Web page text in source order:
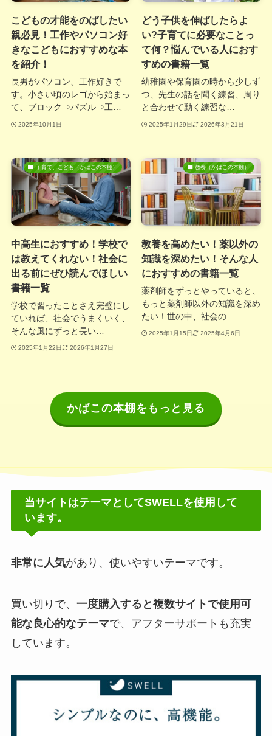
こどもの才能をのばしたい
親必見！工作やパソコン好
きなこどもにおすすめな本
を紹介！
長男がパソコン、工作好きで
す。小さい頃のレゴから始まっ
て、ブロック⇒パズル⇒工…
2025年10月1日
どう子供を伸ばしたらよ
い?子育てに必要なことっ
て何？悩んでいる人におす
すめの書籍一覧
幼稚園や保育園の時から少しず
つ、先生の話を聞く練習、周り
と合わせて動く練習な…
2025年1月29日 2026年3月21日
子育て、こども（かばこの本棚）
中高生におすすめ！学校で
は教えてくれない！社会に
出る前にぜひ読んでほしい
書籍一覧
学校で習ったことさえ完璧にし
ていれば、社会でうまくいく、
そんな風にずっと長い…
2025年1月22日 2026年1月27日
教養（かばこの本棚）
教養を高めたい！薬以外の
知識を深めたい！そんな人
におすすめの書籍一覧
薬剤師をずっとやっていると、
もっと薬剤師以外の知識を深め
たい！世の中、社会の…
2025年1月15日 2025年4月6日
かばこの本棚をもっと見る
当サイトはテーマとしてSWELLを使用して
います。
非常に人気があり、使いやすいテーマです。
買い切りで、 一度購入すると複数サイトで使用可
能な良心的なテーマで、アフターサポートも充実
しています。